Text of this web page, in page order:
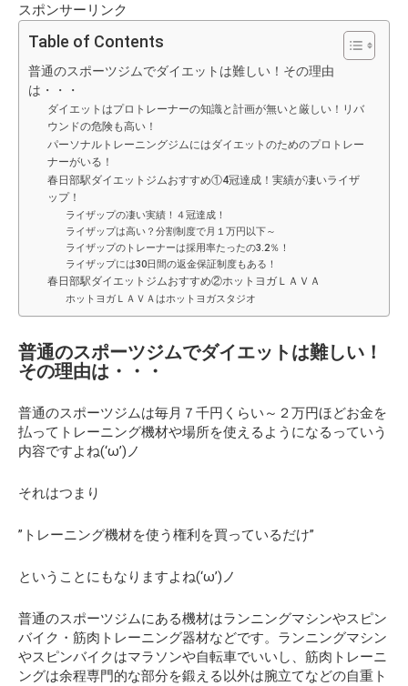
スポンサーリンク
Table of Contents
普通のスポーツジムでダイエットは難しい！その理由
は・・・
ダイエットはプロトレーナーの知識と計画が無いと厳しい！リバ
ウンドの危険も高い！
パーソナルトレーニングジムにはダイエットのためのプロトレー
ナーがいる！
春日部駅ダイエットジムおすすめ①4冠達成！実績が凄いライザ
ップ！
ライザップの凄い実績！４冠達成！
ライザップは高い？分割制度で月１万円以下～
ライザップのトレーナーは採用率たったの3.2％！
ライザップには30日間の返金保証制度もある！
春日部駅ダイエットジムおすすめ②ホットヨガＬＡＶＡ
ホットヨガＬＡＶＡはホットヨガスタジオ
普通のスポーツジムでダイエットは難しい！
その理由は・・・
普通のスポーツジムは毎月７千円くらい～２万円ほどお金を
払ってトレーニング機材や場所を使えるようになるっていう
内容ですよね(‘ω’)ノ
それはつまり
”トレーニング機材を使う権利を買っているだけ”
ということにもなりますよね(‘ω’)ノ
普通のスポーツジムにある機材はランニングマシンやスピン
バイク・筋肉トレーニング器材などです。ランニングマシン
やスピンバイクはマラソンや自転車でいいし、筋肉トレーニ
ングは余程専門的な部分を鍛える以外は腕立てなどの自重ト